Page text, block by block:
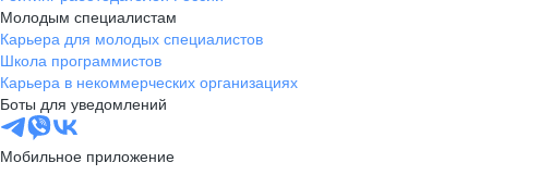
Молодым специалистам
Карьера для молодых специалистов
Школа программистов
Карьера в некоммерческих организациях
Боты для уведомлений
Мобильное приложение